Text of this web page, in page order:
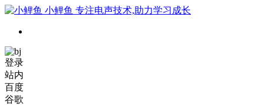
小鲤鱼 专注电声技术,助力学习成长
登录
站内
百度
谷歌